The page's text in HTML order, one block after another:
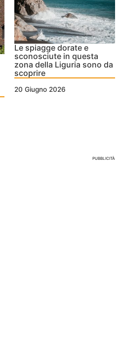
Le spiagge dorate e
sconosciute in questa
zona della Liguria sono da
scoprire
20 Giugno 2026
PUBBLICITÀ